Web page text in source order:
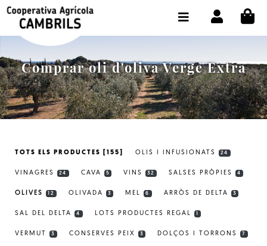
Comprar oli d'oliva Verge Extra
TOTS ELS PRODUCTES [155] OLIS I INFUSIONATS 24
VINAGRES 24 CAVA 5 VINS 32 SALSES PRÒPIES 4
OLIVES 12 OLIVADA 3 MEL 6 ARRÒS DE DELTA 3
SAL DEL DELTA 4 LOTS PRODUCTES REGAL
VERMUT 3 CONSERVES PEIX 3 DOLÇOS I TORRONS 7
BOTIGA COMPRA ONLINE
OLEOTOUR
PRODUCTES
EL NOSTRE OLI
SELECCIONAR IDIOMA: